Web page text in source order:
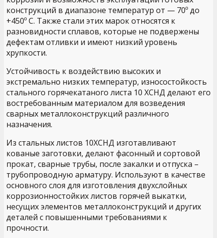
конструкций в диапазоне температур от — 70º до
+450º С. Также стали этих марок относятся к
разновидности сплавов, которые не подвержены
дефектам отливки и имеют низкий уровень
хрупкости.
Устойчивость к воздействию высоких и
экстремально низких температур, износостойкость
стального горячекатаного листа 10 ХСНД делают его
востребованным материалом для возведения
сварных металлоконструкций различного
назначения.
Из стальных листов 10ХСНД изготавливают
кованые заготовки, делают фасонный и сортовой
прокат, сварные трубы, после закалки и отпуска –
трубопроводную арматуру. Используют в качестве
основного слоя для изготовления двухслойных
коррозионностойких листов горячей выкатки,
несущих элементов металлоконструкций и других
деталей с повышенными требованиями к
прочности.